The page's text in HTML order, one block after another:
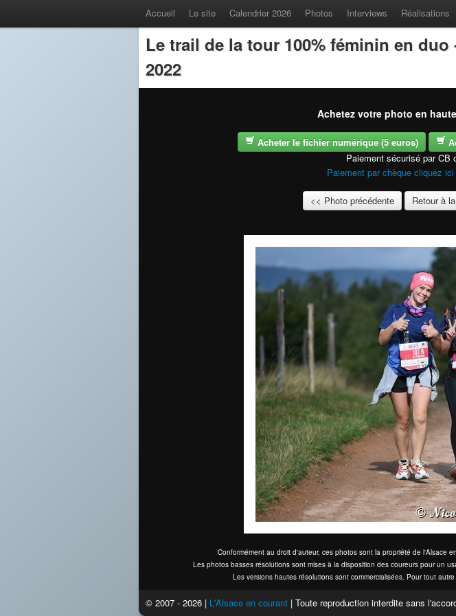
Accueil Le site Calendrier 2026 Photos Interviews Réalisations
Le trail de la tour 100% féminin en duo
2022
Achetez votre photo en
Acheter le fichier numérique (5 euros)
Paiement sécurisé par CB
Paiement par chèque cliquez ici
<< Photo précédente Retour à
Conformément au droit d'auteur, ces photos sont la propriété de l'Alsace
Les photos basses résolutions sont mises à la disposition des coureurs pour un
Les versions hautes résolutions sont commercialisées. Pour tout
© 2007 - 2026 | L'Alsace en courant | Toute reproduction interdite sans